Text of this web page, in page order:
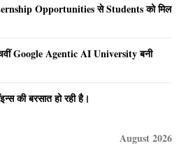
Opportunities से Students को मिल
Google Agentic AI University बनी
की बरसात हो रही है।
August 2026